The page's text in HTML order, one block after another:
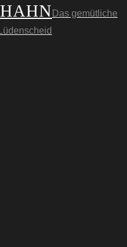
Das gemütliche